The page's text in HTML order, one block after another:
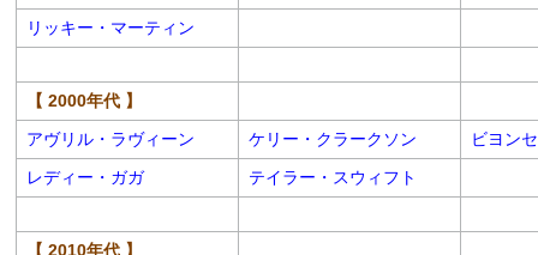
リッキー・マーティン
【 2000年代 】
アヴリル・ラヴィーン
ケリー・クラークソン
ビヨンセ
レディー・ガガ
テイラー・スウィフト
【 2010年代 】